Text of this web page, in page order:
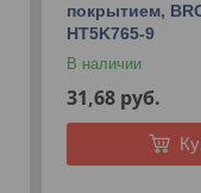
покрытием,
HT5K765-9
В наличии
31,68 руб.